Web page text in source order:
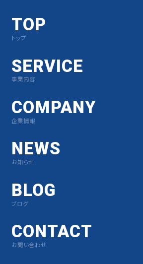
TOP
トップ
SERVICE
事業内容
COMPANY
企業情報
NEWS
お知らせ
BLOG
ブログ
CONTACT
お問い合わせ